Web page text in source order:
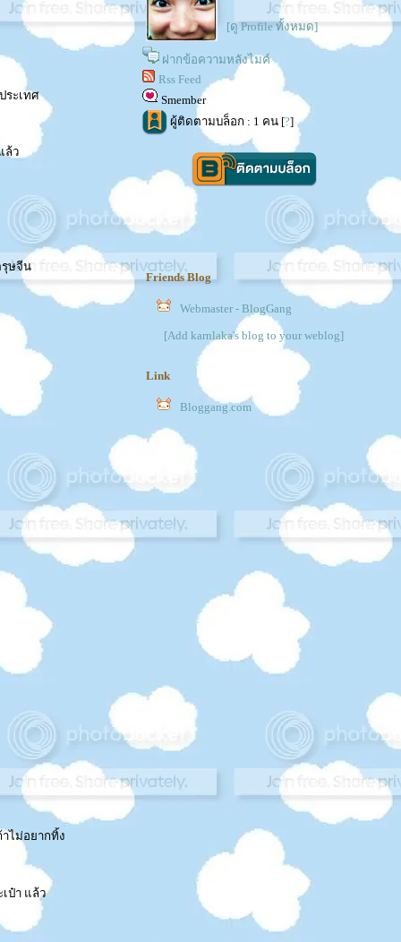
ระเทศ
ล้ว
รุษจีน
าไม่อยากทิ้ง
ป๋า แล้ว
[ดู Profile ทั้งหมด]
ฝากข้อความหลังไมค์
Rss Feed
Smember
ผู้ติดตามบล็อก : 1 คน [?]
Friends Blog
Webmaster - BlogGang
[Add karnlaka's blog to your weblog]
Link
Bloggang.com